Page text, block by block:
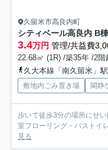
久留米市高良内町
シティベール高良内 B棟
3.4万円 管理/共益費
22.68㎡ (1R) /築35年 /2階
久大本線「南久留米」
敷地内ごみ置き場 閑静
歩いて徒歩3分の場所にせ
室フローリング・バストイ
見る